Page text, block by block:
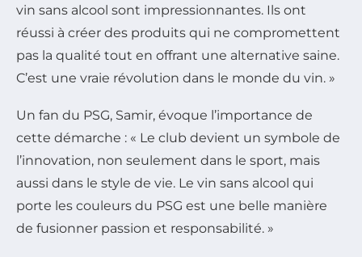
vin sans alcool sont impressionnantes. Ils ont
réussi à créer des produits qui ne compromettent
pas la qualité tout en offrant une alternative saine.
C’est une vraie révolution dans le monde du vin. »
Un fan du PSG, Samir, évoque l’importance de
cette démarche : « Le club devient un symbole de
l’innovation, non seulement dans le sport, mais
aussi dans le style de vie. Le vin sans alcool qui
porte les couleurs du PSG est une belle manière
de fusionner passion et responsabilité. »